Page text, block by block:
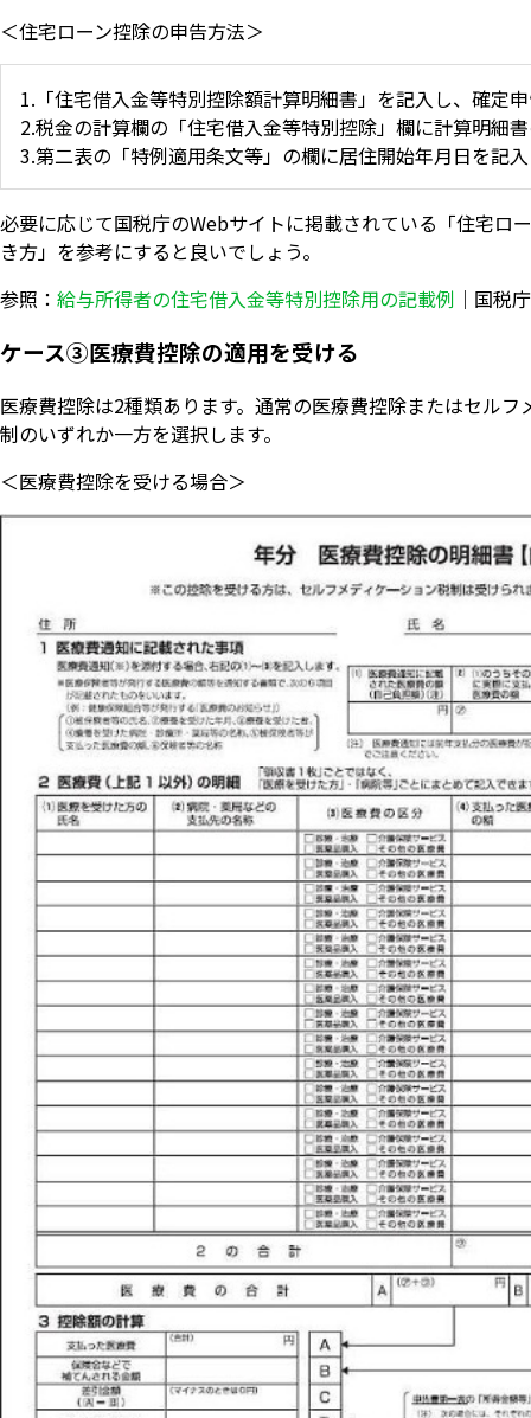
＜住宅ローン控除の申告方法＞
1.「住宅借入金等特別控除額計算明細書」を記入し、確定
2.税金の計算欄の「住宅借入金等特別控除」欄に計算明細
3.第二表の「特例適用条文等」の欄に居住開始年月日を記入
必要に応じて国税庁のWebサイトに掲載されている「住宅ロ
き方」を参考にすると良いでしょう。
参照： 給与所得者の住宅借入金等特別控除用の記載例 ｜国税庁
ケース③医療費控除の適用を受ける
医療費控除は2種類あります。通常の医療費控除またはセルフ
制のいずれか一方を選択します。
＜医療費控除を受ける場合＞